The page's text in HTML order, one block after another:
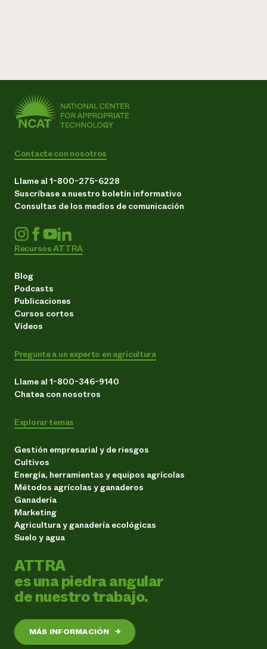
Contacte con nosotros
Llame al 1-800-275-6228
Suscríbase a nuestro boletín informativo
Consultas de los medios de comunicación
Recursos ATTRA
Blog
Podcasts
Publicaciones
Cursos cortos
Vídeos
Pregunte a un experto en agricultura
Llame al 1-800-346-9140
Chatea con nosotros
Explorar temas
Gestión empresarial y de riesgos
Cultivos
Energía, herramientas y equipos agrícolas
Métodos agrícolas y ganaderos
Ganadería
Marketing
Agricultura y ganadería ecológicas
Suelo y agua
ATTRA
es una piedra angular
de nuestro trabajo.
MÁS INFORMACIÓN →